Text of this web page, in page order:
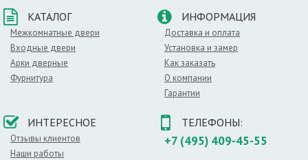
первых дней своего появления. Для создания дверного
полотна производитель применяетмассив сосны
который ценится за высокую прочность и легкость.
Благодаря использованию фьюзинга,шпона
из цветного стекла, полотна органично впишутся в
позволяет устанавливать их в помещениях,
оформленных в стиле
хай-тек или вклассических
вариантах
КАТАЛОГ
Межкомнатные двери
Входные двери
Арки дверные
Фурнитура
ИНФОРМАЦИЯ
Доставка и оплата
Установка и замер
Как заказать
О компании
Гарантии
ИНТЕРЕСНОЕ
Отзывы клиентов
Наши работы
ТЕЛЕФОНЫ:
+7 (495) 409-45-55